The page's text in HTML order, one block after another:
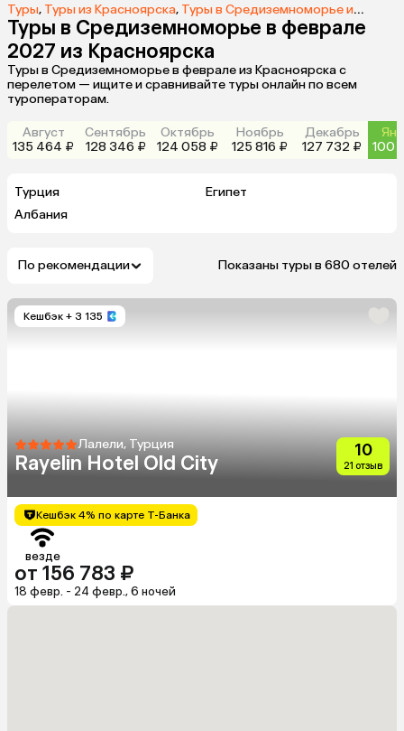
Туры, Туры из Красноярска, Туры в Средиземноморье из Красноярска
Туры в Средиземноморье в феврале
2027 из Красноярска
Туры в Средиземноморье в феврале из Красноярска с
перелетом — ищите и сравнивайте туры онлайн по всем
туроператорам.
Август
135 464 ₽
Сентябрь
128 346 ₽
Октябрь
124 058 ₽
Ноябрь
125 816 ₽
Декабрь
127 732 ₽
100
Турция
Египет
Албания
По рекомендации Показаны туры в 680 отелей
Кешбэк + 3 135
Лалели, Турция
Rayelin Hotel Old City
10
21 отзыв
Кешбэк 4% по карте Т-Банка
везде
от 156 783 ₽
18 февр. - 24 февр., 6 ночей